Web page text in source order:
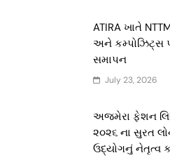
ATIRA ખાતે
અને કમ્પોઝિટ્સ
સમાપન
July 23, 2026
અજમેરા ફેશન
૨૦૨૬ ના સુરત
ઉદ્યોગનું નેતૃત્વ